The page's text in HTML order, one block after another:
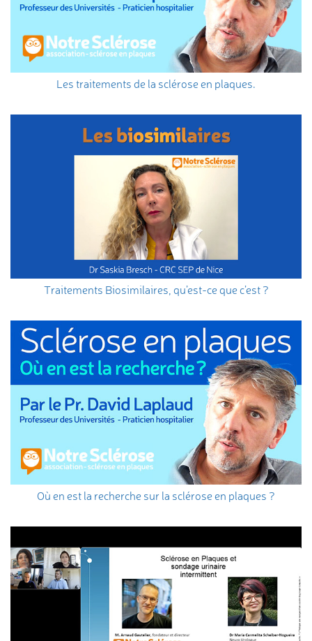
Les traitements de la sclérose en plaques.
Traitements Biosimilaires, qu’est-ce que c’est ?
Où en est la recherche sur la sclérose en plaques ?